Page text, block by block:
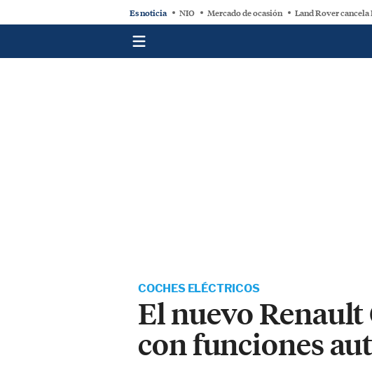
Es noticia NIO Mercado de ocasión Land Rover
COCHES ELÉCTRICOS
El nuevo
con funciones